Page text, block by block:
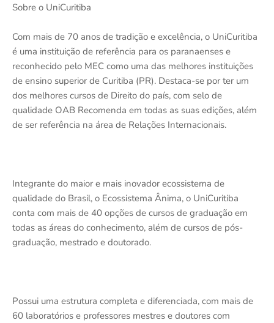
Sobre o UniCuritiba
Com mais de 70 anos de tradição e excelência, o UniCuritiba
é uma instituição de referência para os paranaenses e
reconhecido pelo MEC como uma das melhores instituições
de ensino superior de Curitiba (PR). Destaca-se por ter um
dos melhores cursos de Direito do país, com selo de
qualidade OAB Recomenda em todas as suas edições, além
de ser referência na área de Relações Internacionais.
Integrante do maior e mais inovador ecossistema de
qualidade do Brasil, o Ecossistema Ânima, o UniCuritiba
conta com mais de 40 opções de cursos de graduação em
todas as áreas do conhecimento, além de cursos de pós-
graduação, mestrado e doutorado.
Possui uma estrutura completa e diferenciada, com mais de
60 laboratórios e professores mestres e doutores com